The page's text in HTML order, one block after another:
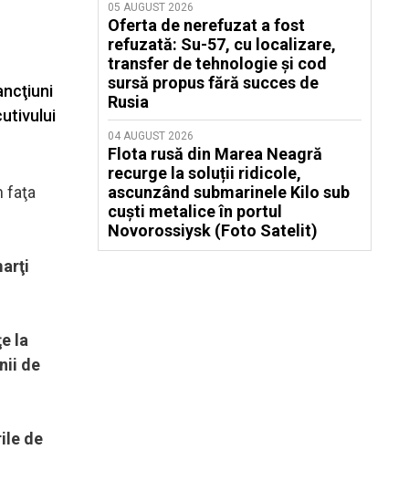
faţa
la
de
de
05 AUGUST 2026
Oferta de nerefuzat a fost
refuzată: Su-57, cu localizare,
transfer de tehnologie și cod
sursă propus fără succes de
Rusia
04 AUGUST 2026
Flota rusă din Marea Neagră
recurge la soluții ridicole,
ascunzând submarinele Kilo sub
cuști metalice în portul
Novorossiysk (Foto Satelit)